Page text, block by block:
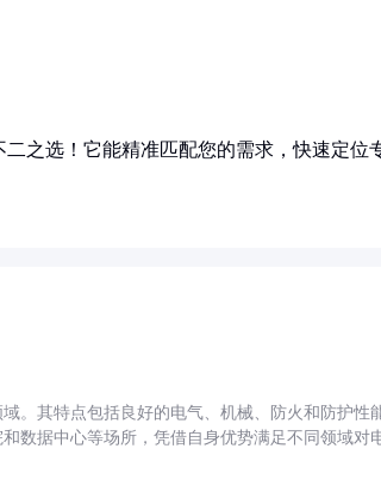
之选！它能精准匹配您的需求，快速定位
。其特点包括良好的电气、机械、防火和防护性
数据中心等场所，凭借自身优势满足不同领域对